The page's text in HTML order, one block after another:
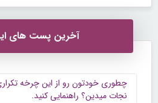
آخرین پست های
چطوری خودتون رو از این چرخه
نجات میدین؟ راهنمایی کنید.